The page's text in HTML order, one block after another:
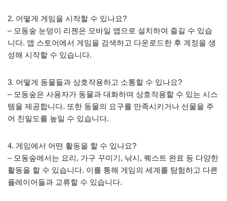
2. 어떻게 게임을 시작할 수 있나요?
– 모동숲 눈덩이 리젠은 모바일 앱으로 설치하여 즐길 수 있습
니다. 앱 스토어에서 게임을 검색하고 다운로드한 후 계정을 생
성해 시작할 수 있습니다.
3. 어떻게 동물들과 상호작용하고 소통할 수 있나요?
– 모동숲은 사용자가 동물과 대화하며 상호작용할 수 있는 시스
템을 제공합니다. 또한 동물의 요구를 만족시키거나 선물을 주
어 친밀도를 높일 수 있습니다.
4. 게임에서 어떤 활동을 할 수 있나요?
– 모동숲에서는 요리, 가구 꾸미기, 낚시, 퀘스트 완료 등 다양한
활동을 할 수 있습니다. 이를 통해 게임의 세계를 탐험하고 다른
플레이어들과 교류할 수 있습니다.